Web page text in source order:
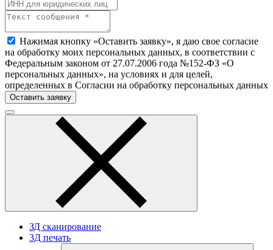
Нажимая кнопку «Оставить заявку», я даю свое согласие
на обработку моих персональных данных, в соответствии с
Федеральным законом от 27.07.2006 года №152-ФЗ «О
персональных данных», на условиях и для целей,
определенных в Согласии на обработку персональных данных
ЗД сканирование
3Д печать